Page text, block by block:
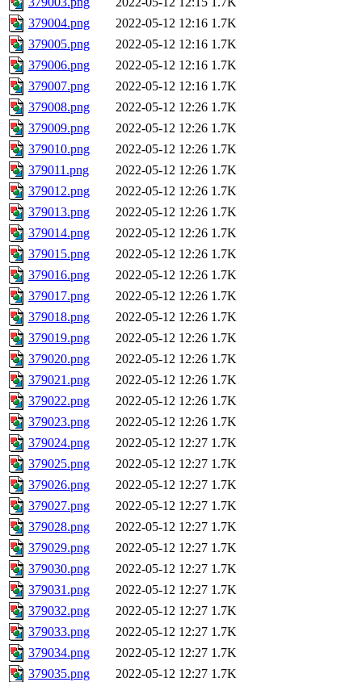
379004.png
2022-05-12 12:16 1.7K
379005.png
2022-05-12 12:16 1.7K
379006.png
2022-05-12 12:16 1.7K
379007.png
2022-05-12 12:16 1.7K
379008.png
2022-05-12 12:26 1.7K
379009.png
2022-05-12 12:26 1.7K
379010.png
2022-05-12 12:26 1.7K
379011.png
2022-05-12 12:26 1.7K
379012.png
2022-05-12 12:26 1.7K
379013.png
2022-05-12 12:26 1.7K
379014.png
2022-05-12 12:26 1.7K
379015.png
2022-05-12 12:26 1.7K
379016.png
2022-05-12 12:26 1.7K
379017.png
2022-05-12 12:26 1.7K
379018.png
2022-05-12 12:26 1.7K
379019.png
2022-05-12 12:26 1.7K
379020.png
2022-05-12 12:26 1.7K
379021.png
2022-05-12 12:26 1.7K
379022.png
2022-05-12 12:26 1.7K
379023.png
2022-05-12 12:26 1.7K
379024.png
2022-05-12 12:27 1.7K
379025.png
2022-05-12 12:27 1.7K
379026.png
2022-05-12 12:27 1.7K
379027.png
2022-05-12 12:27 1.7K
379028.png
2022-05-12 12:27 1.7K
379029.png
2022-05-12 12:27 1.7K
379030.png
2022-05-12 12:27 1.7K
379031.png
2022-05-12 12:27 1.7K
379032.png
2022-05-12 12:27 1.7K
379033.png
2022-05-12 12:27 1.7K
379034.png
2022-05-12 12:27 1.7K
379035.png
2022-05-12 12:27 1.7K